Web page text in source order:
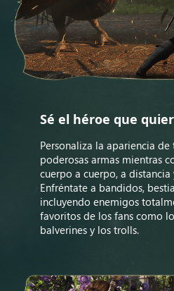
Sé el héroe que
Personaliza la apariencia
poderosas armas mientras
cuerpo a cuerpo, a
Enfréntate a bandidos,
incluyendo enemigos
favoritos de los fans como
balverines y los trolls.